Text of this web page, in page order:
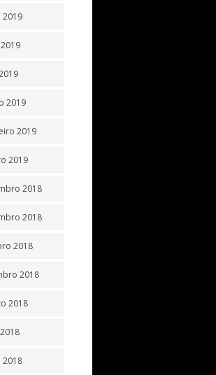
2019
2019
2019
2019
2018
2018
2018
2018
2018
2018